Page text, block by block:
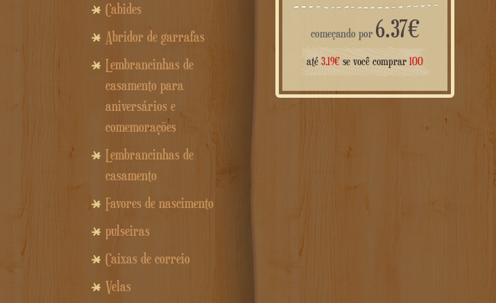
começando por 6.37€
até3.19€ se você comprar100
Cabides
Abridor de garrafas
Lembrancinhas de
casamento para
aniversários e
comemorações
Lembrancinhas de
casamento
Favores de nascimento
pulseiras
Caixas de correio
Velas